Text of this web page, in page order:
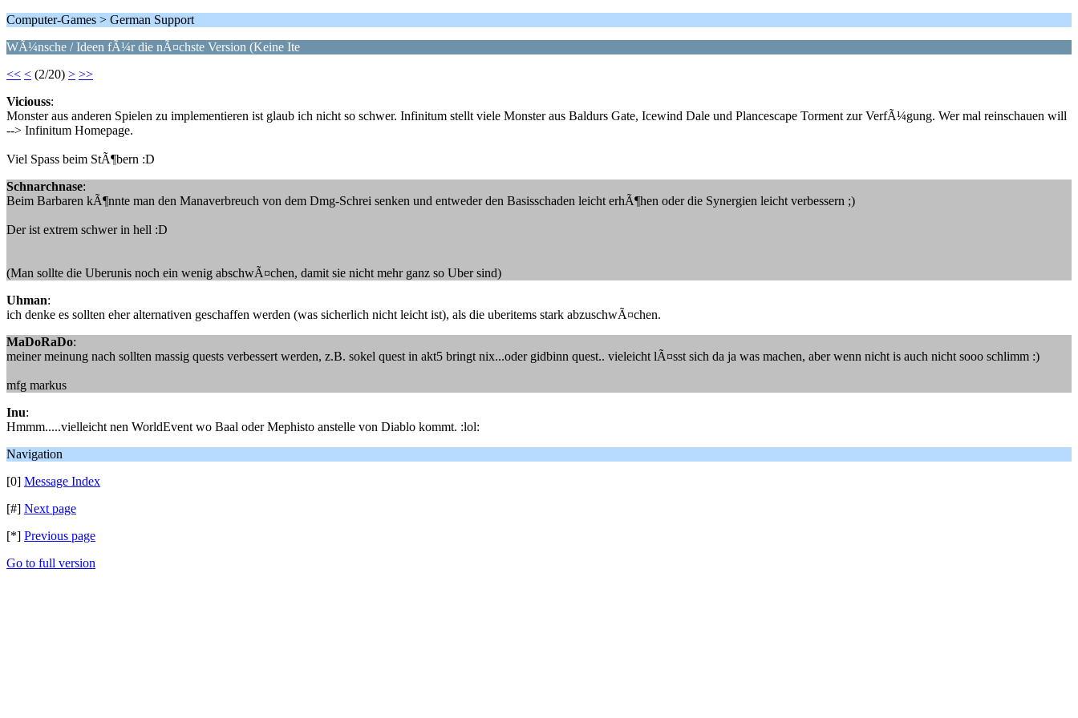
Computer-Games > German Support
WÃ¼nsche / Ideen fÃ¼r die nÃ¤chste Version (Keine Ite
<< < (2/20) > >>
Viciouss:
Monster aus anderen Spielen zu implementieren ist glaub ich nicht so schwer. Infinitum stellt viele Monster aus Baldurs Gate, Icewind Dale und Plancescape Torment zur VerfÃ¼gung. Wer mal reinschauen will
--> Infinitum Homepage.
Viel Spass beim StÃ¶bern :D
Schnarchnase:
Beim Barbaren kÃ¶nnte man den Manaverbreuch von dem Dmg-Schrei senken und entweder den Basisschaden leicht erhÃ¶hen oder die Synergien leicht verbessern ;)
Der ist extrem schwer in hell :D
(Man sollte die Uberunis noch ein wenig abschwÃ¤chen, damit sie nicht mehr ganz so Uber sind)
Uhman:
ich denke es sollten eher alternativen geschaffen werden (was sicherlich nicht leicht ist), als die uberitems stark abzuschwÃ¤chen.
MaDoRaDo:
meiner meinung nach sollten massig quests verbessert werden, z.B. sokel quest in akt5 bringt nix...oder gidbinn quest.. vieleicht lÃ¤sst sich da ja was machen, aber wenn nicht is auch nicht sooo schlimm :)
mfg markus
Inu:
Hmmm.....vielleicht nen WorldEvent wo Baal oder Mephisto anstelle von Diablo kommt. :lol:
Navigation
[0] Message Index
[#] Next page
[*] Previous page
Go to full version